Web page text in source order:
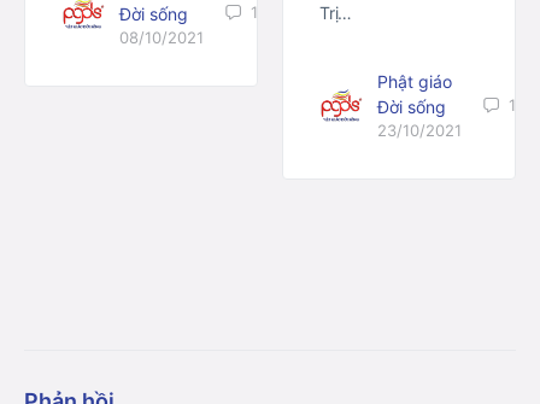
Đời sống
08/10/2021
1
Trị…
Phật giáo
Đời sống
23/10/2021
1